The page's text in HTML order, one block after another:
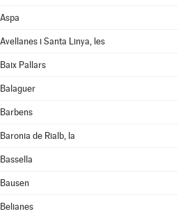
Aspa
Avellanes i Santa Linya, les
Baix Pallars
Balaguer
Barbens
Baronia de Rialb, la
Bassella
Bausen
Belianes